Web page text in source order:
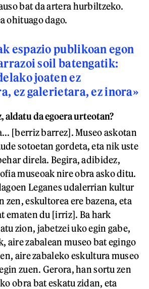
bat da artera hurbiltzeko.
ohituago dago.
espazio publikoan egon
soil batengatik:
joaten ez
ez galerietara, ez inora»
aldatu da egoera urteotan?
[berriz barrez]. Museo askotan
sotoetan gordeta, eta nik uste
direla. Begira, adibidez,
museoak nire obra asko ditu.
Leganes udalerrian kultur
zen, eskultorea ere bazena, eta
ematen du [irriz]. Ba hark
zion, jabetzei uko egin gabe,
aire zabalean museo bat egingo
aire zabaleko eskultura museo
zuen. Gerora, han sortu zen
obra bat eskatu zidan, eta